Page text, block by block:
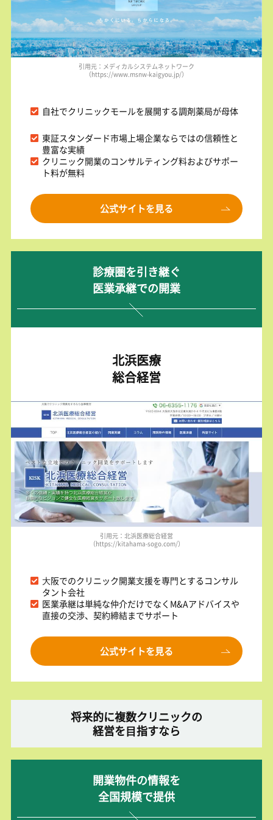
引用元：メディカルシステムネットワーク
（https://www.msnw-kaigyou.jp/）
自社でクリニックモールを展開する調剤薬局が母体
東証スタンダード市場上場企業ならではの信頼性と
豊富な実績
クリニック開業のコンサルティング料およびサポー
ト料が無料
公式サイトを見る
診療圏を引き継ぐ
医業承継での開業
北浜医療
総合経営
引用元：北浜医療総合経営
（https://kitahama-sogo.com/）
⼤阪でのクリニック開業⽀援を専⾨とするコンサル
タント会社
医業承継は単純な仲介だけでなくM&Aアドバイスや
直接の交渉、契約締結までサポート
公式サイトを見る
将来的に複数クリニックの
経営を⽬指すなら
開業物件の情報を
全国規模で提供